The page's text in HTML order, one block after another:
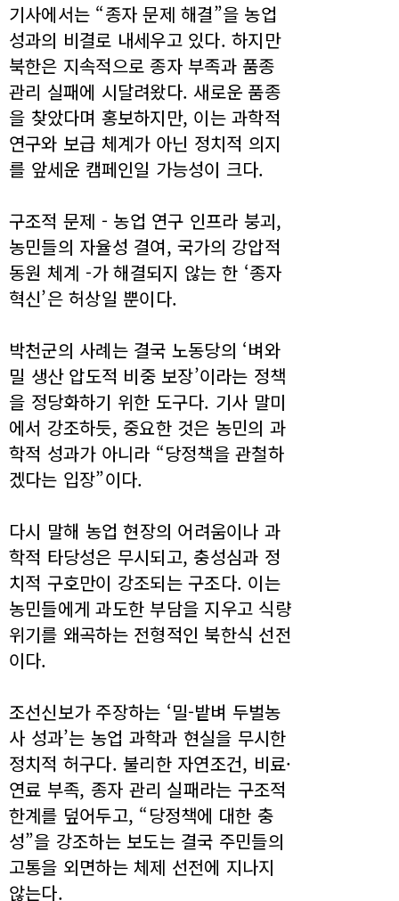
기사에서는 “종자 문제 해결”을 농업
성과의 비결로 내세우고 있다. 하지만
북한은 지속적으로 종자 부족과 품종
관리 실패에 시달려왔다. 새로운 품종
을 찾았다며 홍보하지만, 이는 과학적
연구와 보급 체계가 아닌 정치적 의지
를 앞세운 캠페인일 가능성이 크다.
구조적 문제 - 농업 연구 인프라 붕괴,
농민들의 자율성 결여, 국가의 강압적
동원 체계 -가 해결되지 않는 한 ‘종자
혁신’은 허상일 뿐이다.
박천군의 사례는 결국 노동당의 ‘벼와
밀 생산 압도적 비중 보장’이라는 정책
을 정당화하기 위한 도구다. 기사 말미
에서 강조하듯, 중요한 것은 농민의 과
학적 성과가 아니라 “당정책을 관철하
겠다는 입장”이다.
다시 말해 농업 현장의 어려움이나 과
학적 타당성은 무시되고, 충성심과 정
치적 구호만이 강조되는 구조다. 이는
농민들에게 과도한 부담을 지우고 식량
위기를 왜곡하는 전형적인 북한식 선전
이다.
조선신보가 주장하는 ‘밀-밭벼 두벌농
사 성과’는 농업 과학과 현실을 무시한
정치적 허구다. 불리한 자연조건, 비료·
연료 부족, 종자 관리 실패라는 구조적
한계를 덮어두고, “당정책에 대한 충
성”을 강조하는 보도는 결국 주민들의
고통을 외면하는 체제 선전에 지나지
않는다.